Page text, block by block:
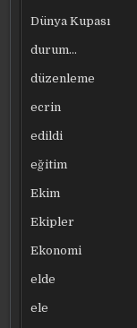
Dünya Kupası
durum…
düzenleme
ecrin
edildi
eğitim
Ekim
Ekipler
Ekonomi
elde
ele